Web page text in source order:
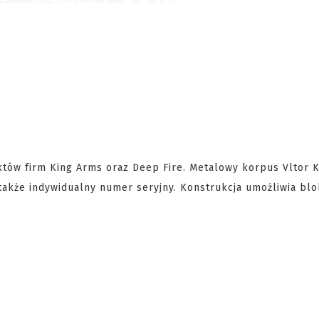
firm King Arms oraz Deep Fire. Metalowy korpus Vltor
indywidualny numer seryjny. Konstrukcja umożliwia